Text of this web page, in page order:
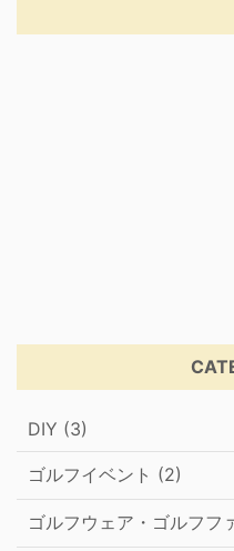
DIY (3)
ゴルフイベント (2)
ゴルフウェア・ゴルフフ